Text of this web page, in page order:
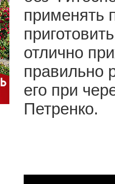
применять
отлично
правильно
его при
Петренко.